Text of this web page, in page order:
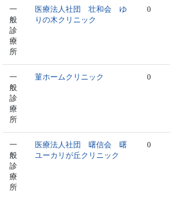
一
般
診
療
所
医療法人社団 壮和会 ゆ
りの木クリニック
0
一
般
診
療
所
菫ホームクリニック 0
一
般
診
療
所
医療法人社団 曙信会 曙
ユーカリが丘クリニック
0